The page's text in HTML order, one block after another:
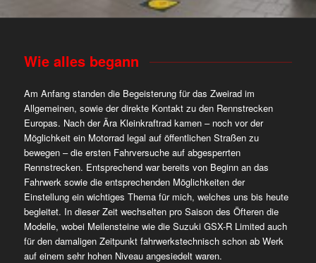
Wie alles begann
Am Anfang standen die Begeisterung für das Zweirad im
Allgemeinen, sowie der direkte Kontakt zu den Rennstrecken
Europas. Nach der Ära Kleinkraftrad kamen – noch vor der
Möglichkeit ein Motorrad legal auf öffentlichen Straßen zu
bewegen – die ersten Fahrversuche auf abgesperrten
Rennstrecken. Entsprechend war bereits von Beginn an das
Fahrwerk sowie die entsprechenden Möglichkeiten der
Einstellung ein wichtiges Thema für mich, welches uns bis heute
begleitet. In dieser Zeit wechselten pro Saison des Öfteren die
Modelle, wobei Meilensteine wie die Suzuki GSX-R Limited auch
für den damaligen Zeitpunkt fahrwerkstechnisch schon ab Werk
auf einem sehr hohen Niveau angesiedelt waren.